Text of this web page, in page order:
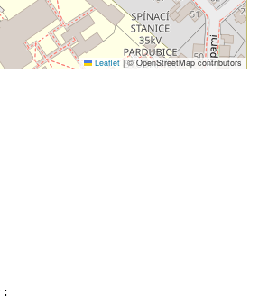
Leaflet |© OpenStreetMap contributors
: